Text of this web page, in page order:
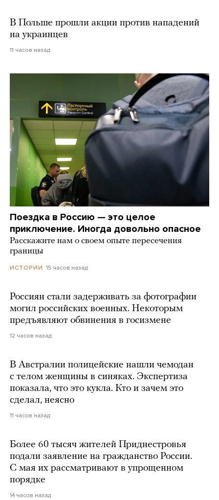
В Польше прошли акции против нападений
на украинцев
11 часов назад
Поездка в Россию — это целое
приключение. Иногда довольно опасное
Расскажите нам о своем опыте пересечения
границы
ИСТОРИИ 15 часов назад
Россиян стали задерживать за фотографии
могил российских военных. Некоторым
предъявляют обвинения в госизмене
12 часов назад
В Австралии полицейские нашли чемодан
с телом женщины в синяках. Экспертиза
показала, что это кукла. Кто и зачем это
сделал, неясно
11 часов назад
Более 60 тысяч жителей Приднестровья
подали заявление на гражданство России.
С мая их рассматривают в упрощенном
порядке
14 часов назад